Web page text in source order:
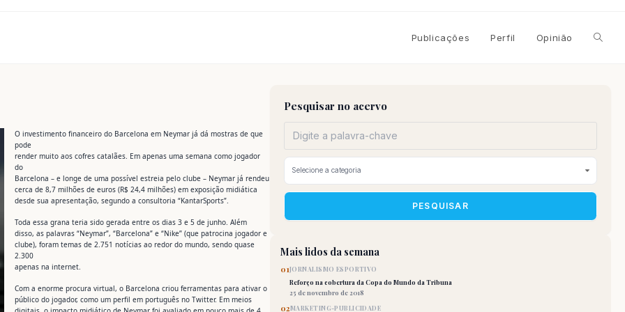
Publicações Perfil Opinião
site
O investimento financeiro do Barcelona em Neymar já dá mostras de que
pode
render muito aos cofres catalães. Em apenas uma semana como jogador
do
Barcelona – e longe de uma possível estreia pelo clube – Neymar já rendeu
cerca de 8,7 milhões de euros (R$ 24,4 milhões) em exposição midiática
desde sua apresentação, segundo a consultoria “KantarSports”.
Toda essa grana teria sido gerada entre os dias 3 e 5 de junho. Além
disso, as palavras “Neymar”, “Barcelona” e “Nike” (que patrocina jogador e
clube), foram temas de 2.751 notícias ao redor do mundo, sendo quase
2.300
apenas na internet.
Com a enorme procura virtual, o Barcelona criou ferramentas para ativar o
público do jogador, como um perfil em português no Twitter. Em meios
Pesquisar no acervo
PESQUISAR
Mais lidos da semana
01JORNALISMO ESPORTIVO
Reforço na cobertura da Copa do Mundo da Tribuna
25 de novembro de 2018
02MARKETING-PUBLICIDADE